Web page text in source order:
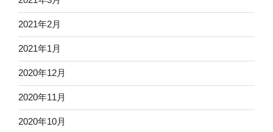
2021年2月
2021年1月
2020年12月
2020年11月
2020年10月